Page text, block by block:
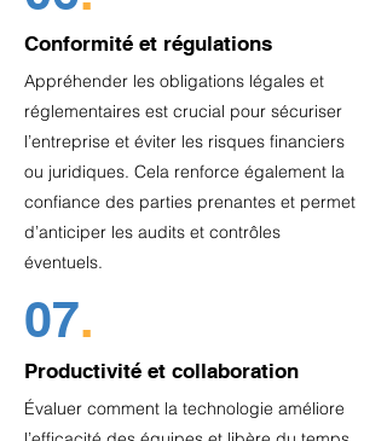
Conformité et régulations
Appréhender les obligations légales et
réglementaires est crucial pour sécuriser
l’entreprise et éviter les risques financiers
ou juridiques. Cela renforce également la
confiance des parties prenantes et permet
d’anticiper les audits et contrôles
éventuels.
07.
Productivité et collaboration
Évaluer comment la technologie améliore